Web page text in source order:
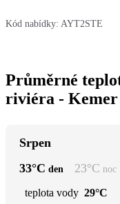
Kód nabídky: AYT2STE
Průměrné
riviéra - Kemer
Srpen
33°C den 23°C noc
teplota vody 29°C